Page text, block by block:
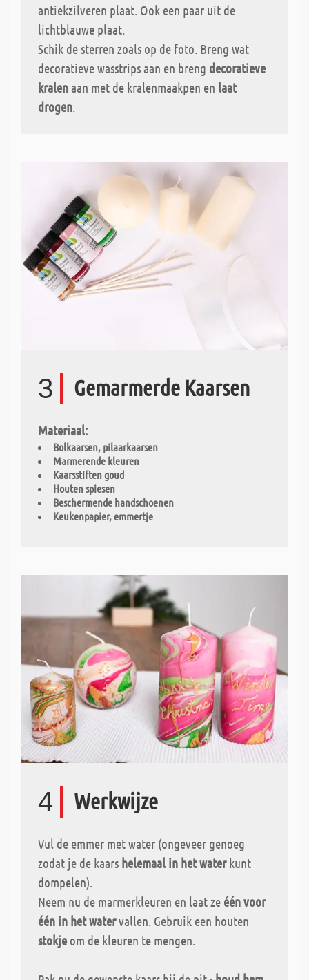
antiekzilveren plaat. Ook een paar uit de
lichtblauwe plaat.
Schik de sterren zoals op de foto. Breng wat
decoratieve wasstrips aan en breng decoratieve
kralenaan met de kralenmaakpen en laat
drogen.
3 Gemarmerde Kaarsen
Materiaal:
Bolkaarsen, pilaarkaarsen
Marmerende kleuren
Kaarsstiften goud
Houten spiesen
Beschermende handschoenen
Keukenpapier, emmertje
4 Werkwijze
Vul de emmer met water (ongeveer genoeg
zodat je de kaars helemaal in het waterkunt
dompelen).
Neem nu de marmerkleuren en laat ze één voor
één in het watervallen. Gebruik een houten
stokje om de kleuren te mengen.